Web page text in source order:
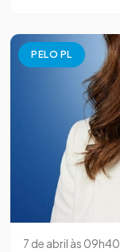
PELO PL
7 de abril às 09h40